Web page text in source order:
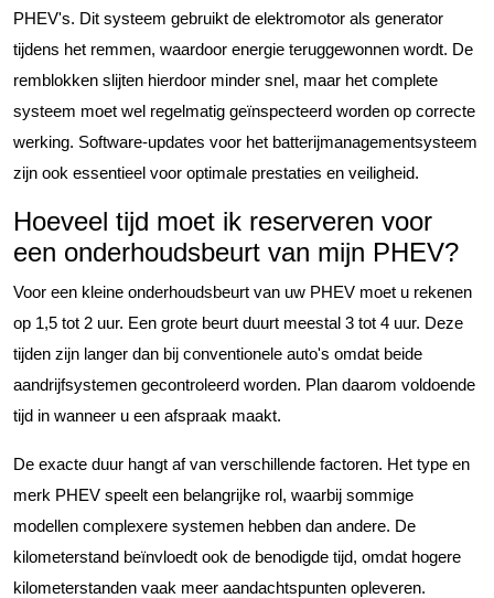
PHEV's. Dit systeem gebruikt de elektromotor als generator
tijdens het remmen, waardoor energie teruggewonnen wordt. De
remblokken slijten hierdoor minder snel, maar het complete
systeem moet wel regelmatig geïnspecteerd worden op correcte
werking. Software-updates voor het batterijmanagementsysteem
zijn ook essentieel voor optimale prestaties en veiligheid.
Hoeveel tijd moet ik reserveren voor
een onderhoudsbeurt van mijn PHEV?
Voor een kleine onderhoudsbeurt van uw PHEV moet u rekenen
op 1,5 tot 2 uur. Een grote beurt duurt meestal 3 tot 4 uur. Deze
tijden zijn langer dan bij conventionele auto's omdat beide
aandrijfsystemen gecontroleerd worden. Plan daarom voldoende
tijd in wanneer u een afspraak maakt.
De exacte duur hangt af van verschillende factoren. Het type en
merk PHEV speelt een belangrijke rol, waarbij sommige
modellen complexere systemen hebben dan andere. De
kilometerstand beïnvloedt ook de benodigde tijd, omdat hogere
kilometerstanden vaak meer aandachtspunten opleveren.